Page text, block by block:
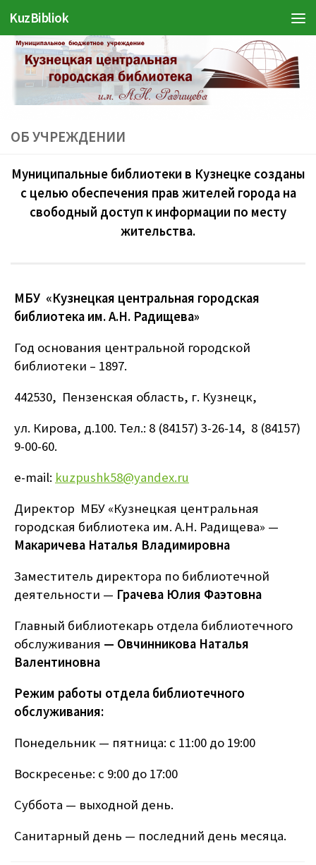
Перейти к содержимому
KuzBibliok
ОБ УЧРЕЖДЕНИИ
Муниципальные библиотеки в Кузнецке созданы
с целью обеспечения прав жителей города на
свободный доступ к информации по месту
жительства.
МБУ «Кузнецкая центральная городская
библиотека им. А.Н. Радищева»
Год основания центральной городской
библиотеки – 1897.
442530, Пензенская область, г. Кузнецк,
ул. Кирова, д.100. Тел.: 8 (84157) 3-26-14, 8 (84157)
9-00-60.
e-mail: kuzpushk58@yandex.ru
Директор МБУ «Кузнецкая центральная
городская библиотека им. А.Н. Радищева» —
Макаричева Наталья Владимировна
Заместитель директора по библиотечной
деятельности — Грачева Юлия Фаэтовна
Главный библиотекарь отдела библиотечного
обслуживания — Овчинникова Наталья
Валентиновна
Режим работы отдела библиотечного
обслуживания:
Понедельник — пятница: с 11:00 до 19:00
Воскресенье: с 9:00 до 17:00
Суббота — выходной день.
Санитарный день — последний день месяца.